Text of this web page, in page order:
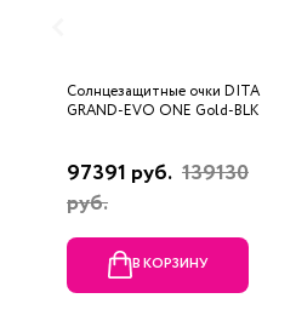
Солнцезащитные очки DITA
GRAND-EVO ONE Gold-BLK
97391 руб. 139130
руб.
В КОРЗИНУ